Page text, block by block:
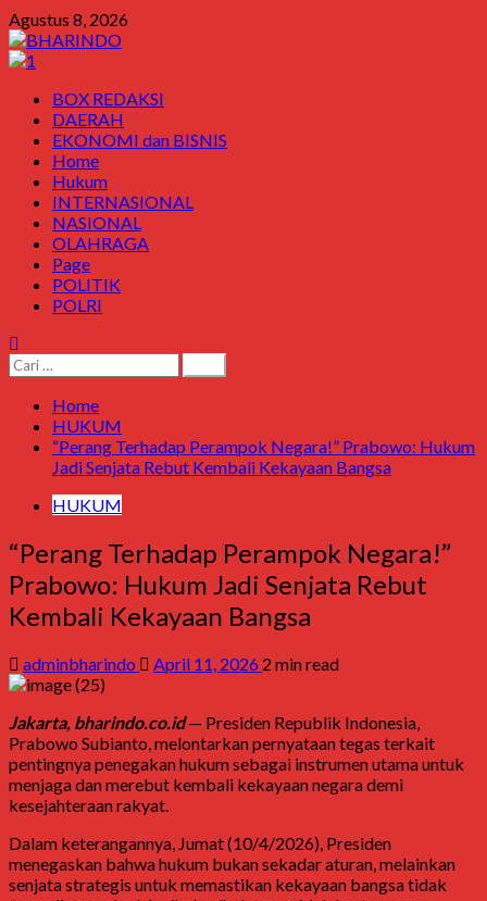
Agustus 8, 2026
BOX REDAKSI
DAERAH
EKONOMI dan BISNIS
Home
Hukum
INTERNASIONAL
NASIONAL
OLAHRAGA
Page
POLITIK
POLRI
Home
HUKUM
“Perang Terhadap Perampok Negara!” Prabowo: Hukum
Jadi Senjata Rebut Kembali Kekayaan Bangsa
HUKUM
“Perang Terhadap Perampok Negara!”
Prabowo: Hukum Jadi Senjata Rebut
Kembali Kekayaan Bangsa
adminbharindo April 11, 2026 2 min read
Jakarta, bharindo.co.id— Presiden Republik Indonesia,
Prabowo Subianto, melontarkan pernyataan tegas terkait
pentingnya penegakan hukum sebagai instrumen utama untuk
menjaga dan merebut kembali kekayaan negara demi
kesejahteraan rakyat.
Dalam keterangannya, Jumat (10/4/2026), Presiden
menegaskan bahwa hukum bukan sekadar aturan, melainkan
senjata strategis untuk memastikan kekayaan bangsa tidak